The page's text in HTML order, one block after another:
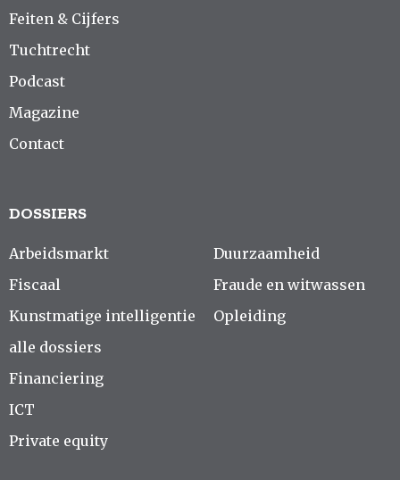
Feiten & Cijfers
Tuchtrecht
Podcast
Magazine
Contact
DOSSIERS
Arbeidsmarkt
Fiscaal
Kunstmatige intelligentie
alle dossiers
Duurzaamheid
Fraude en witwassen
Opleiding
Financiering
ICT
Private equity